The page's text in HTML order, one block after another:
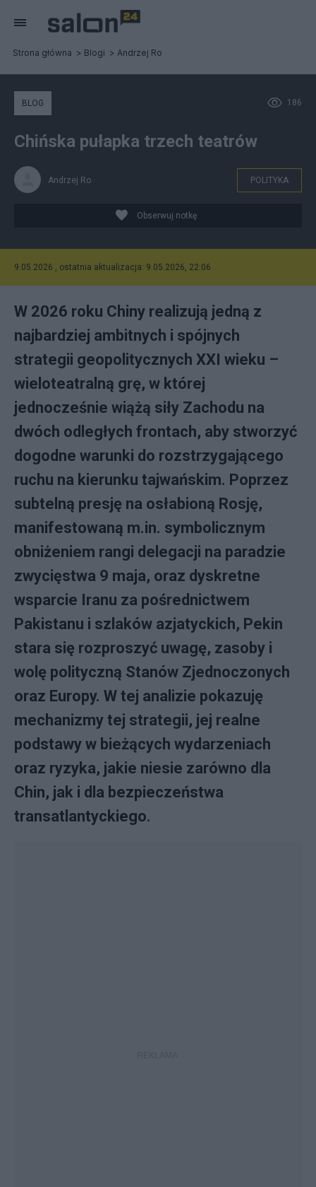
Strona główna Blogi Andrzej Ro
186
BLOG
Chińska pułapka trzech teatrów
Andrzej Ro POLITYKA
Obserwuj notkę
9.05.2026 , ostatnia aktualizacja: 9.05.2026, 22:06
W 2026 roku Chiny realizują jedną z
najbardziej ambitnych i spójnych
strategii geopolitycznych XXI wieku –
wieloteatralną grę, w której
jednocześnie wiążą siły Zachodu na
dwóch odległych frontach, aby stworzyć
dogodne warunki do rozstrzygającego
ruchu na kierunku tajwańskim. Poprzez
subtelną presję na osłabioną Rosję,
manifestowaną m.in. symbolicznym
obniżeniem rangi delegacji na paradzie
zwycięstwa 9 maja, oraz dyskretne
wsparcie Iranu za pośrednictwem
Pakistanu i szlaków azjatyckich, Pekin
stara się rozproszyć uwagę, zasoby i
wolę polityczną Stanów Zjednoczonych
oraz Europy. W tej analizie pokazuję
mechanizmy tej strategii, jej realne
podstawy w bieżących wydarzeniach
oraz ryzyka, jakie niesie zarówno dla
Chin, jak i dla bezpieczeństwa
transatlantyckiego.